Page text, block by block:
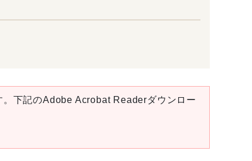
下記のAdobe Acrobat Readerダウンロー